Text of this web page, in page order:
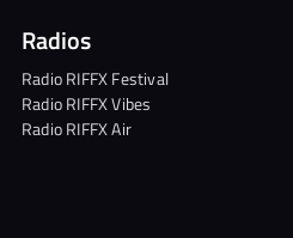
Radios
Radio RIFFX Festival
Radio RIFFX Vibes
Radio RIFFX Air